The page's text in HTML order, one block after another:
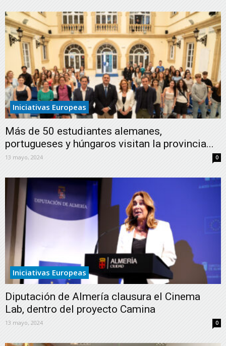
Iniciativas Europeas
Más de 50 estudiantes alemanes,
portugueses y húngaros visitan la provincia...
13 mayo, 2024 0
Iniciativas Europeas
Diputación de Almería clausura el Cinema
Lab, dentro del proyecto Camina
13 mayo, 2024 0